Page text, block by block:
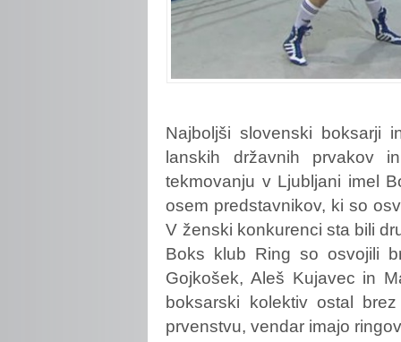
Najboljšislovenski boksarji
lanskih državnih prvakov
tekmovanju v Ljubljani imel
osem predstavnikov, ki so
V ženski konkurenci sta bili
Boks klub Ring so osvojili
Gojkošek, Aleš Kujavec in
boksarski kolektiv ostal
prvenstvu, vendar imajo